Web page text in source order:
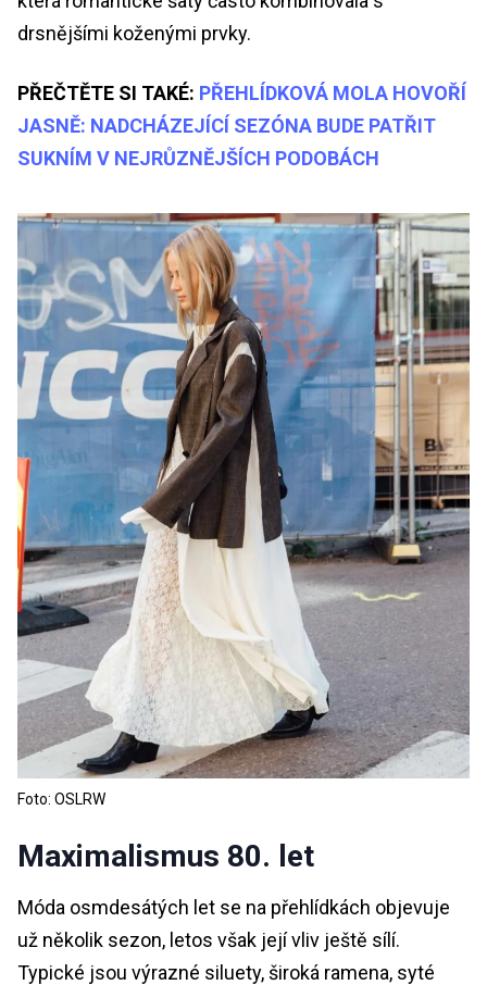
drsnějšími koženými prvky.
PŘEČTĚTE SI TAKÉ: PŘEHLÍDKOVÁ MOLA HOVOŘÍ
JASNĚ: NADCHÁZEJÍCÍ SEZÓNA BUDE PATŘIT
SUKNÍM V NEJRŮZNĚJŠÍCH PODOBÁCH
Foto: OSLRW
Maximalismus 80. let
Móda osmdesátých let se na přehlídkách objevuje
už několik sezon, letos však její vliv ještě sílí.
Typické jsou výrazné siluety, široká ramena, syté